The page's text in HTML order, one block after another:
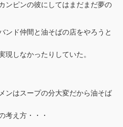
ンピンの彼にしてはまだまだ夢の
ンド仲間と油そばの店をやろうと
現しなかったりしていた。
ンはスープの分大変だから油そば
考え方・・・